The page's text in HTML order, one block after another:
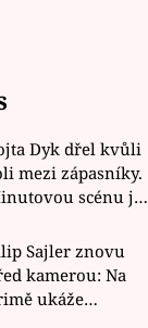
Dyk dřel kvůli
mezi zápasníky.
scénu jel
Sajler znovu
kamerou: Na
ukáže